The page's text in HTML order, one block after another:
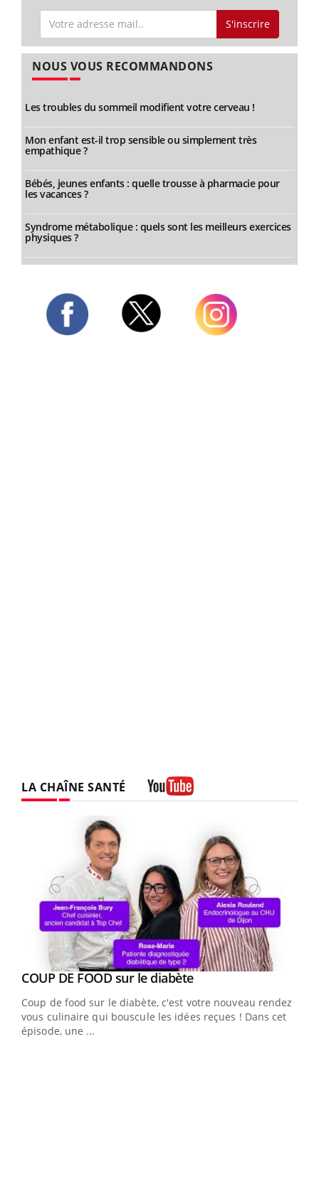
S'inscrire
NOUS VOUS RECOMMANDONS
Les troubles du sommeil modifient votre cerveau !
Mon enfant est-il trop sensible ou simplement très
empathique ?
Bébés, jeunes enfants : quelle trousse à pharmacie pour
les vacances ?
Syndrome métabolique : quels sont les meilleurs exercices
physiques ?
LA CHAÎNE SANTÉ
Youtube
COUP DE FOOD sur le diabèteYoutube
Coup de food sur le diabète, c'est votre nouveau rendez-
vous culinaire qui bouscule les idées reçues ! Dans cet
épisode, une ...